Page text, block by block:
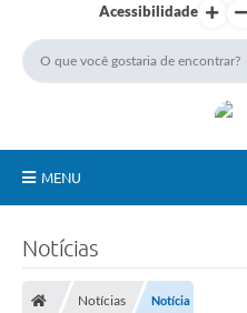
Acessibilidade
MENU
Notícias
Notícias Notícia